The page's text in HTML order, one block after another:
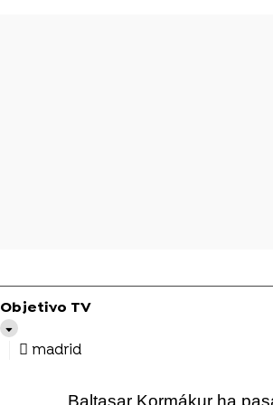
Objetivo TV
madrid
Baltasar Kormákur ha